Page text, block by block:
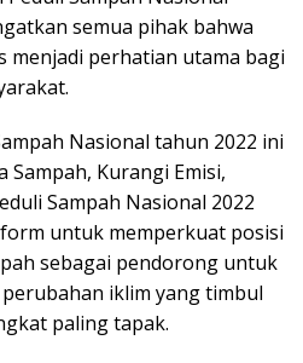
semua pihak bahwa
menjadi perhatian utama bagi
Nasional tahun 2022 ini
Sampah, Kurangi Emisi,
Sampah Nasional 2022
untuk memperkuat posisi
sebagai pendorong untuk
iklim yang timbul
paling tapak.